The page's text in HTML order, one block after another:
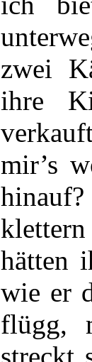
zwei
ihre
mir’s
hätten
wie er
flügg,